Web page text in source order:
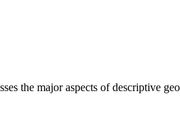
the major aspects of descriptive